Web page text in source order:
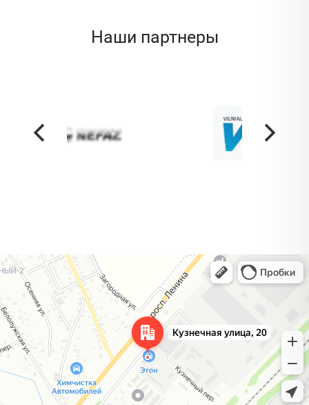
Наши партнеры
Жодино
Кузнечная улица, 20 — Яндекс Карты